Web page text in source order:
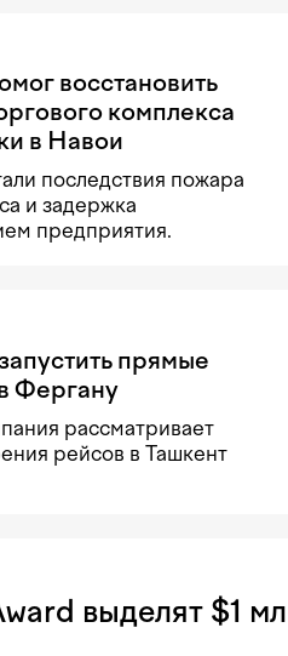
восстановить
комплекса
в Навои
последствия пожара
и задержка
предприятия.
прямые
Фергану
рассматривает
рейсов в Ташкент
выделят $1